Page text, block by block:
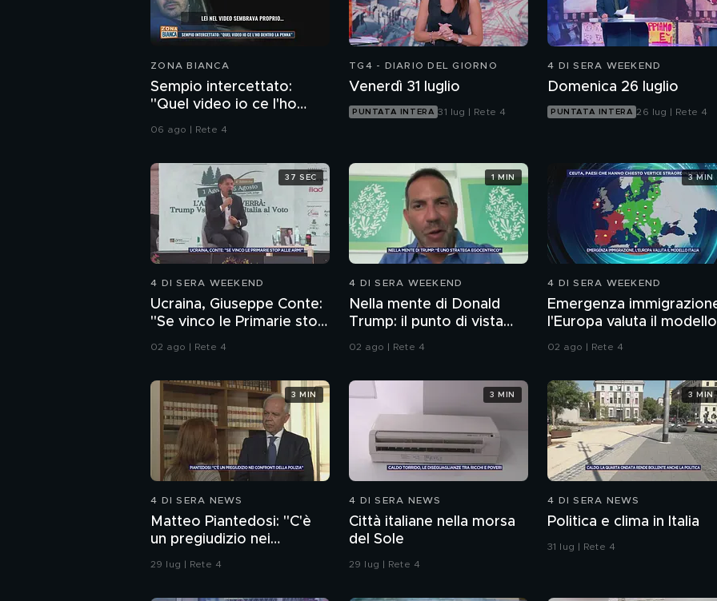
ZONA BIANCA
Sempio intercettato:
"Quel video io ce l'ho
dentro la penna"
06 ago | Rete 4
TG4 - DIARIO DEL GIORNO
Venerdì 31 luglio
PUNTATA INTERA 31 lug | Rete 4
4 DI SERA WEEKEND
Domenica 26 luglio
PUNTATA INTERA 26 lug | Rete 4
4 DI SERA WEEKEND
Ucraina, Giuseppe Conte:
"Se vinco le Primarie stop
alle armi"
02 ago | Rete 4
37 SEC
4 DI SERA WEEKEND
Nella mente di Donald
Trump: il punto di vista
dello psichiatra Leonardo
02 ago | Rete 4
1 MIN
4 DI SERA WEEKEND
Emergenza
l'Europa valuta il modello
02 ago | Rete 4
3 MIN
4 DI SERA NEWS
Matteo Piantedosi: "C'è
un pregiudizio nei
confronti della polizia"
29 lug | Rete 4
3 MIN
4 DI SERA NEWS
Città italiane nella morsa
del Sole
29 lug | Rete 4
3 MIN
4 DI SERA NEWS
Politica e clima in Italia
31 lug | Rete 4
3 MIN